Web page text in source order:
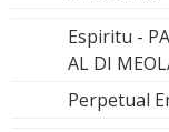
Espiritu -
AL DI
Perpetual